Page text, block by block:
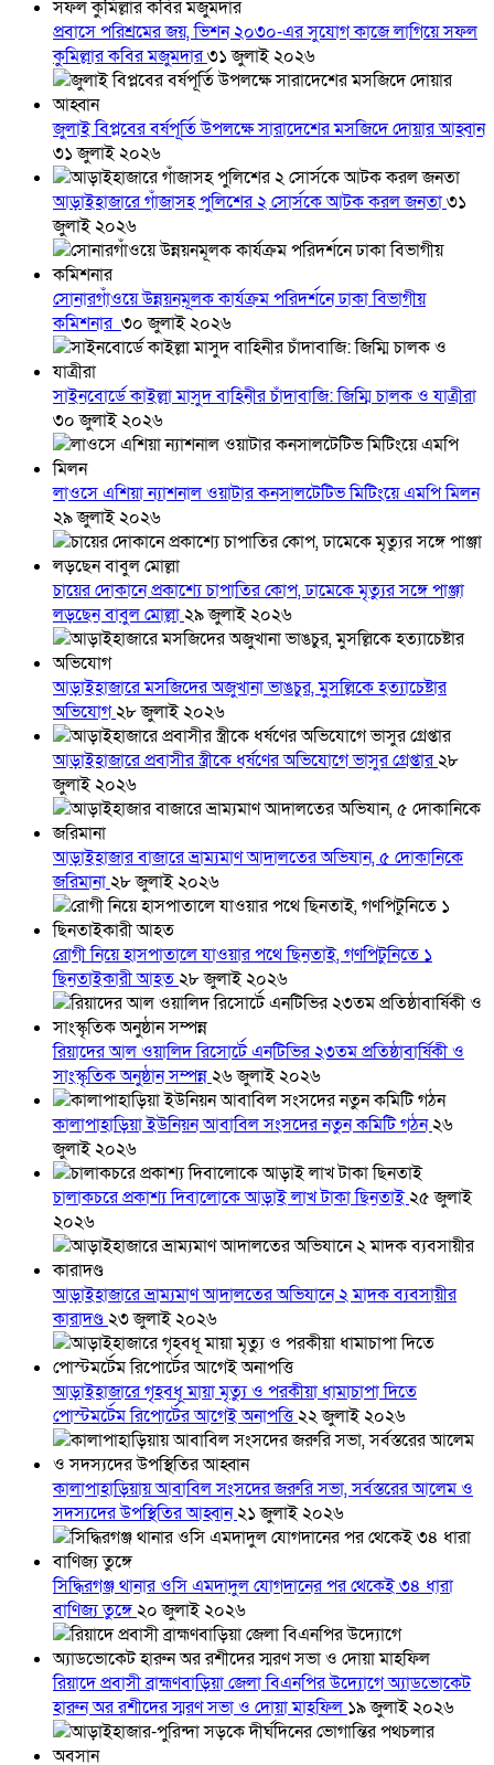
প্রবাসে পরিশ্রমের জয়, ভিশন ২০৩০-এর সুযোগ কাজে লাগিয়ে সফল
কুমিল্লার কবির মজুমদার৩১ জুলাই ২০২৬
জুলাই বিপ্লবের বর্ষপূর্তি উপলক্ষে সারাদেশের মসজিদে দোয়ার আহ্বান
৩১ জুলাই ২০২৬
আড়াইহাজারে গাঁজাসহ পুলিশের ২ সোর্সকে আটক করল জনতা৩১
জুলাই ২০২৬
সোনারগাঁওয়ে উন্নয়নমূলক কার্যক্রম পরিদর্শনে ঢাকা বিভাগীয়
কমিশনার ৩০ জুলাই ২০২৬
সাইনবোর্ডে কাইল্লা মাসুদ বাহিনীর চাঁদাবাজি: জিম্মি চালক ও যাত্রীরা
৩০ জুলাই ২০২৬
লাওসে এশিয়া ন্যাশনাল ওয়াটার কনসালটেটিভ মিটিংয়ে এমপি মিলন
২৯ জুলাই ২০২৬
চায়ের দোকানে প্রকাশ্যে চাপাতির কোপ, ঢামেকে মৃত্যুর সঙ্গে পাঞ্জা
লড়ছেন বাবুল মোল্লা২৯ জুলাই ২০২৬
আড়াইহাজারে মস‌জি‌দের অজুখানা ভাঙচুর, মুসল্লিকে হত্যাচেষ্টার
অভিযোগ২৮ জুলাই ২০২৬
আড়াইহাজারে প্রবাসীর স্ত্রীকে ধর্ষণের অভিযোগে ভাসুর গ্রেপ্তার২৮
জুলাই ২০২৬
আড়াইহাজার বাজারে ভ্রাম্যমাণ আদালতের অভিযান, ৫ দোকানিকে
জরিমানা২৮ জুলাই ২০২৬
রোগী নিয়ে হাসপাতালে যাওয়ার পথে ছিনতাই, গণপিটুনিতে ১
ছিনতাইকারী আহত২৮ জুলাই ২০২৬
রিয়াদের আল ওয়ালিদ রিসোর্টে এনটিভির ২৩তম প্রতিষ্ঠাবার্ষিকী ও
সাংস্কৃতিক অনুষ্ঠান সম্পন্ন২৬ জুলাই ২০২৬
কালাপাহাড়িয়া ইউনিয়ন আবাবিল সংসদের নতুন কমিটি গঠন২৬
জুলাই ২০২৬
চালাকচরে প্রকাশ্য দিবালোকে আড়াই লাখ টাকা ছিনতাই২৫ জুলাই
২০২৬
আড়াইহাজারে ভ্রাম্যমাণ আদালতের অভিযানে ২ মাদক ব্যবসায়ীর
কারাদণ্ড২৩ জুলাই ২০২৬
আড়াইহাজারে গৃহবধূ মায়া মৃত্যু ও পরকীয়া ধামাচাপা দিতে
পোস্টমর্টেম রিপোর্টের আগেই অনাপত্তি২২ জুলাই ২০২৬
কালাপাহাড়িয়ায় আবাবিল সংসদের জরুরি সভা, সর্বস্তরের আলেম ও
সদস্যদের উপস্থিতির আহ্বান২১ জুলাই ২০২৬
সিদ্ধিরগঞ্জ থানার ওসি এমদাদুল যোগদানের পর থেকেই ৩৪ ধারা
বাণিজ্য তুঙ্গে২০ জুলাই ২০২৬
রিয়াদে প্রবাসী ব্রাহ্মণবাড়িয়া জেলা বিএনপির উদ্যোগে অ্যাডভোকেট
হারুন অর রশীদের স্মরণ সভা ও দোয়া মাহফিল ১৯ জুলাই ২০২৬